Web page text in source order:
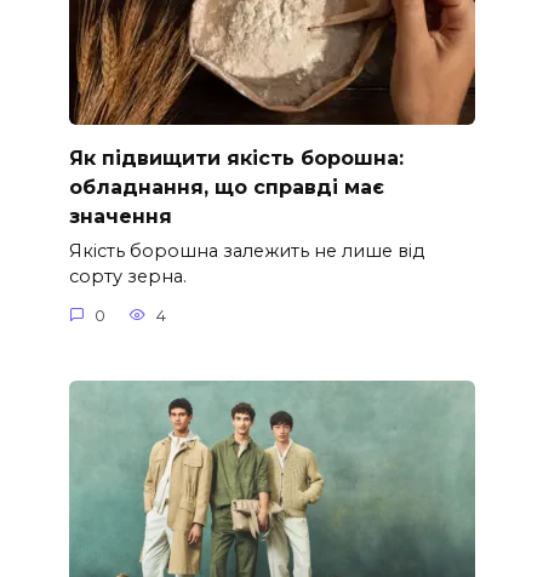
Як підвищити якість борошна:
обладнання, що справді має
значення
Якість борошна залежить не лише від
сорту зерна.
0 4